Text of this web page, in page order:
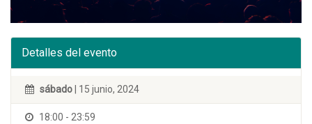
Detalles del evento
sábado | 15 junio, 2024
18:00 - 23:59